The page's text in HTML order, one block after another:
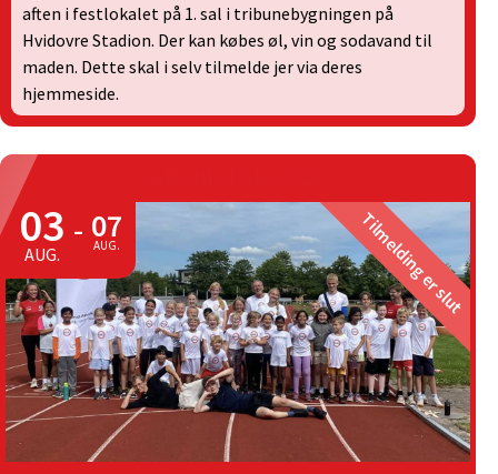
aften i festlokalet på 1. sal i tribunebygningen på
Hvidovre Stadion. Der kan købes øl, vin og sodavand til
maden. Dette skal i selv tilmelde jer via deres
hjemmeside.
03
AUG.
- 07
AUG. Tilmelding er slut